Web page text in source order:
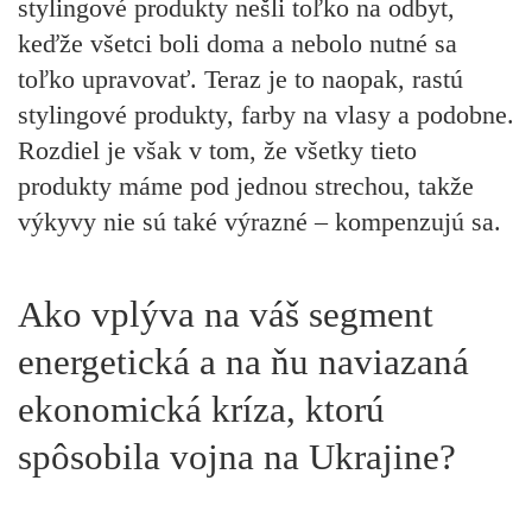
stylingové produkty nešli toľko na odbyt,
keďže všetci boli doma a nebolo nutné sa
toľko upravovať. Teraz je to naopak, rastú
stylingové produkty, farby na vlasy a podobne.
Rozdiel je však v tom, že všetky tieto
produkty máme pod jednou strechou, takže
výkyvy nie sú také výrazné – kompenzujú sa.
Ako vplýva na váš segment
energetická a na ňu naviazaná
ekonomická kríza, ktorú
spôsobila vojna na Ukrajine?